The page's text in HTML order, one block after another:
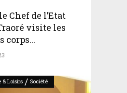
Chef de l’Etat
visite les
corps...
& Loisirs / Société